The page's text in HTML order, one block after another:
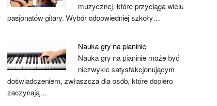
muzycznej, które przyciąga wielu
pasjonatów gitary. Wybór odpowiedniej szkoły…
Nauka gry na pianinie
Nauka gry na pianinie może być
niezwykle satysfakcjonującym
doświadczeniem, zwłaszcza dla osób, które dopiero
zaczynają…